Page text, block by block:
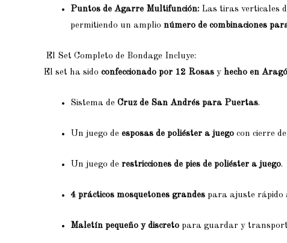
Puntos de Agarre Multifunción: Las tiras verticales
permitiendo un amplio número de combinaciones
El Set Completo de Bondage Incluye:
El set ha sido confeccionado por 12 Rosas y hecho en
Sistema de Cruz de San Andrés para Puertas.
Un juego de esposas de poliéster a juego con cierre
Un juego de restricciones de pies de poliéster a juego.
4 prácticos mosquetones grandes para ajuste rápido
Maletín pequeño y discreto para guardar y